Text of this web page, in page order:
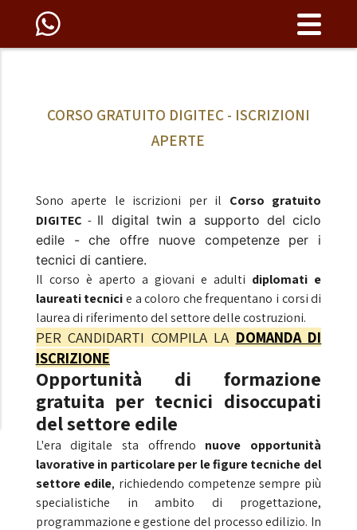
CORSO GRATUITO DIGITEC - ISCRIZIONI
APERTE
Sono aperte le iscrizioni per il Corso gratuito
DIGITEC- Il digital twin a supporto del ciclo
edile - che offre nuove competenze per i
tecnici di cantiere.
Il corso è aperto a giovani e adulti diplomati e
laureati tecnicie a coloro che frequentano i corsi di
laurea di riferimento del settore delle costruzioni.
PER CANDIDARTI COMPILA LA DOMANDA DI
ISCRIZIONE
Opportunità di formazione
gratuita per tecnici disoccupati
del settore edile
L'era digitale sta offrendo nuove opportunità
lavorative in particolare per le figure tecniche del
settore edile, richiedendo competenze sempre più
specialistiche in ambito di progettazione,
programmazione e gestione del processo edilizio. In